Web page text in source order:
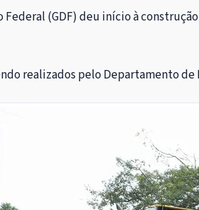
Federal (GDF) deu início à
realizados pelo Departamento de